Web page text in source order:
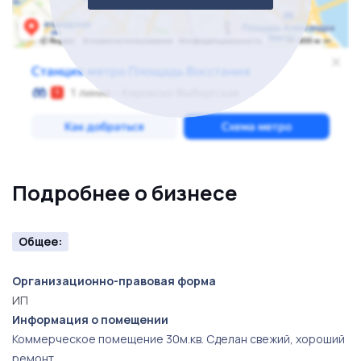
<< ЗВОНИТЕ И УЗНАВАЙТЕ ПОДРОБНОСТИ! >>
Подробнее о бизнесе
Общее:
Организационно-правовая форма
ИП
Информация о помещении
Коммерческое помещение 30м.кв. Сделан свежий, хороший